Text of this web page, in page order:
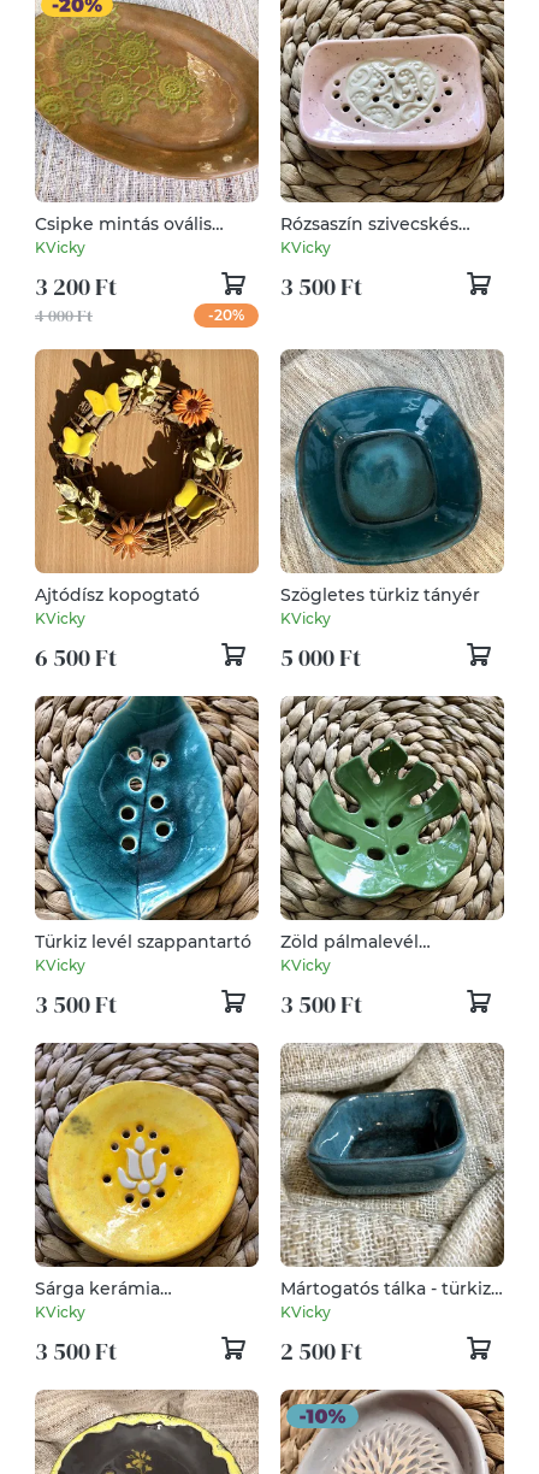
Csipke mintás ovális
tálalótányér
KVicky
3 200 Ft
4 000 Ft -20%
Rózsaszín szivecskés
szappantartó
KVicky
3 500 Ft
Ajtódísz kopogtató
KVicky
6 500 Ft
Szögletes türkiz tányér
KVicky
5 000 Ft
Türkiz levél szappantartó
KVicky
3 500 Ft
Zöld pálmalevél
szappantartó/ékszertartó
KVicky
3 500 Ft
Sárga kerámia
szappantartó
KVicky
3 500 Ft
Mártogatós tálka - türkiz-
grafit
KVicky
2 500 Ft